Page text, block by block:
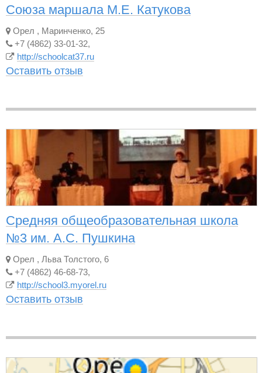
Союза маршала М.Е. Катукова
Орел , Маринченко, 25
+7 (4862) 33-01-32,
http://schoolcat37.ru
Оставить отзыв
Средняя общеобразовательная школа
№3 им. А.С. Пушкина
Орел , Льва Толстого, 6
+7 (4862) 46-68-73,
http://school3.myorel.ru
Оставить отзыв